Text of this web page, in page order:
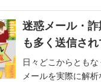
迷惑メール・
も多く送信さ
日々どこからとも
メールを実際に解